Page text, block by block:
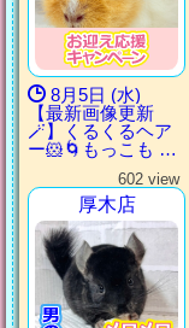
8月5日 (水)
【最新画像更新
🪄】くるくるヘア
ー🐹🌀もっこも …
602 view
厚木店